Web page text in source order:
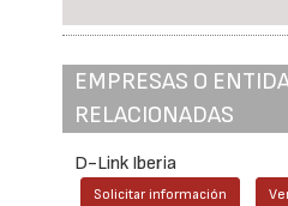
EMPRESAS O
RELACIONADAS
D-Link Iberia
Solicitar información